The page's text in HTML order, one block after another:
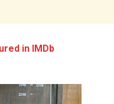
in IMDb